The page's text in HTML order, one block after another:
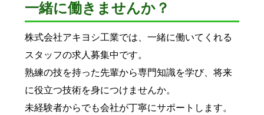
一緒に働きませんか？
株式会社アキヨシ工業では、一緒に働いてくれる
スタッフの求人募集中です。
熟練の技を持った先輩から専門知識を学び、将来
に役立つ技術を身につけませんか。
未経験者からでも会社が丁寧にサポートします。